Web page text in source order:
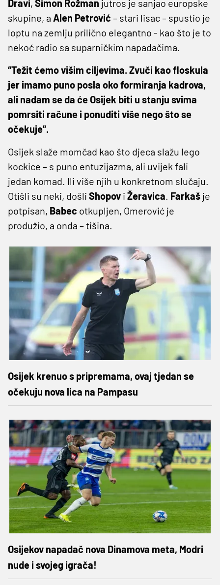
Dravi, Simon Rožman jutros je sanjao europske
skupine, a Alen Petrović – stari lisac – spustio je
loptu na zemlju prilično elegantno - kao što je to
nekoć radio sa suparničkim napadačima.
“Težit ćemo višim ciljevima. Zvuči kao floskula
jer imamo puno posla oko formiranja kadrova,
ali nadam se da će Osijek biti u stanju svima
pomrsiti račune i ponuditi više nego što se
očekuje”.
Osijek slaže momčad kao što djeca slažu lego
kockice – s puno entuzijazma, ali uvijek fali
jedan komad. Ili više njih u konkretnom slučaju.
Otišli su neki, došli Shopov i Žeravica. Farkaš je
potpisan, Babec otkupljen, Omerović je
produžio, a onda – tišina.
Osijek krenuo s pripremama, ovaj tjedan se
očekuju nova lica na Pampasu
Osijekov napadač nova Dinamova meta, Modri
nude i svojeg igrača!